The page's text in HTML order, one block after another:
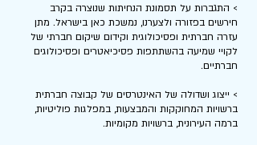
> התגברות על תסמונת הנחיתות שנוצרה בקרב
חירשים בפזורה ולצערנו, נמשכת כאן בישראל. מתן
עזרה חברתית ופסיכולוגית וקידום שיקום חברתי של
לקויי שמיעה בהשתתפות פסיכיאטרים ופסיכולוגים
חברתיים.
> ייצוג ושדולה של האינטרסים של קבוצה חברתית
ברשויות המחוקקות והמבצעות, במפלגות פוליטיות,
ברמה העירונית, ברשויות מקומיות.